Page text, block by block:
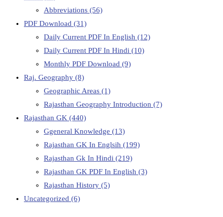
Abbreviations (56)
PDF Download (31)
Daily Current PDF In English (12)
Daily Current PDF In Hindi (10)
Monthly PDF Download (9)
Raj. Geography (8)
Geographic Areas (1)
Rajasthan Geography Introduction (7)
Rajasthan GK (440)
Ggeneral Knowledge (13)
Rajasthan GK In Englsih (199)
Rajasthan Gk In Hindi (219)
Rajasthan GK PDF In English (3)
Rajasthan History (5)
Uncategorized (6)